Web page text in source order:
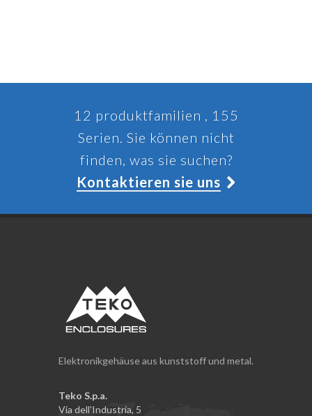
12 produktfamilien , 155
Serien. Sie können nicht
finden, was sie suchen?
Kontaktieren sie uns
Elektronikgehäuse aus kunststoff und metal.
Teko S.p.a.
Via dell'Industria, 5